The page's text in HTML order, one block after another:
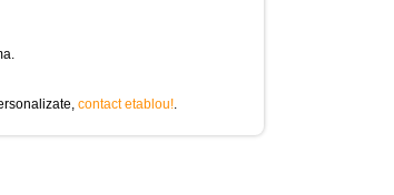
contact etablou!.